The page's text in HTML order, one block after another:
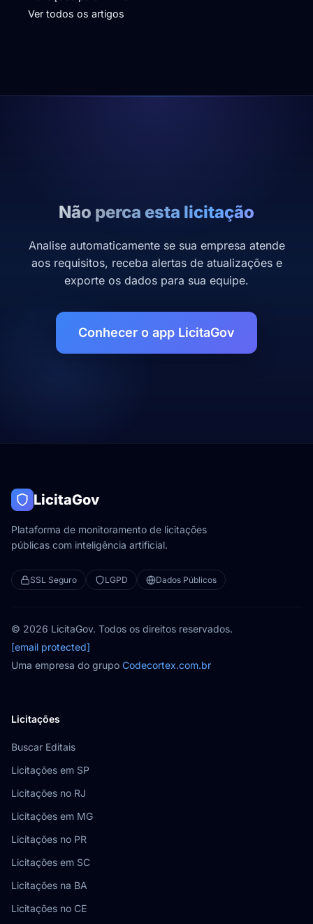
Ver todos os artigos
Não perca esta licitação
Analise automaticamente se sua empresa atende
aos requisitos, receba alertas de atualizações e
exporte os dados para sua equipe.
Conhecer o app LicitaGov
LicitaGov
Plataforma de monitoramento de licitações
públicas com inteligência artificial.
SSL Seguro LGPD Dados Públicos
© 2026 LicitaGov. Todos os direitos reservados.
[email protected]
Uma empresa do grupo Codecortex.com.br
Licitações
Buscar Editais
Licitações em SP
Licitações no RJ
Licitações em MG
Licitações no PR
Licitações em SC
Licitações na BA
Licitações no CE